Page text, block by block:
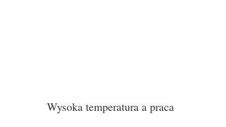
Wysoka temperatura a praca